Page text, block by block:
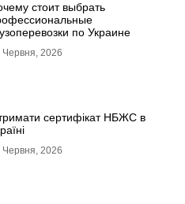
стоит выбрать
по Украине
Червня, 2026
сертифікат НБЖС в
Червня, 2026